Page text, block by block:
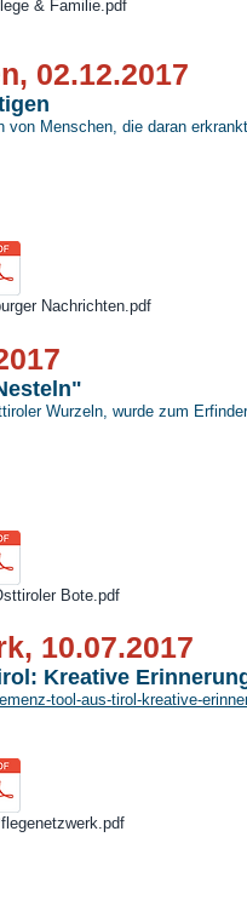
& Familie.pdf
02.12.2017
von Menschen, die daran
Nachrichten.pdf
Wurzeln, wurde zum
Bote.pdf
10.07.2017
Kreative
tool-aus-tirol-kreative-